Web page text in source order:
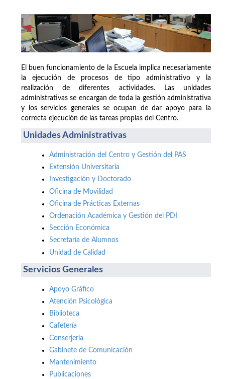
El buen funcionamiento de la Escuela implica necesariamente
la ejecución de procesos de tipo administrativo y la
realización de diferentes actividades. Las unidades
administrativas se encargan de toda la gestión administrativa
y los servicios generales se ocupan de dar apoyo para la
correcta ejecución de las tareas propias del Centro.
Unidades Administrativas
Administración del Centro y Gestión del PAS
Extensión Universitaria
Investigación y Doctorado
Oficina de Movilidad
Oficina de Prácticas Externas
Ordenación Académica y Gestión del PDI
Sección Económica
Secretaría de Alumnos
Unidad de Calidad
Servicios Generales
Apoyo Gráfico
Atención Psicológica
Biblioteca
Cafetería
Conserjería
Gabinete de Comunicación
Mantenimiento
Publicaciones